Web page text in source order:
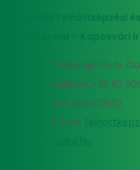
MATE Felnőttképzési
Központ - Kaposvári
7400 Kaposvár,
Telefon: +36 82
505 800/02652
E-mail: